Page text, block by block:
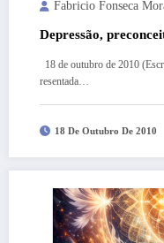
Fabricio Fonseca
Depressão,
18 de outubro de 2010
resentada…
18 De Outubro De 2010